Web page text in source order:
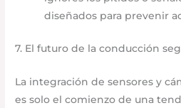
diseñados para prevenir
7. El futuro de la conducción
La integración de sensores y
es solo el comienzo de una